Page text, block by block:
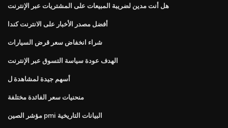
هل أنت مدين لضريبة المبيعات على المشتريات عبر الإنترنت
أفضل مصدر الأخبار على الانترنت كندا
شراء انخفاض سعر قرض السيارات
الهدف عودة سياسة التسوق عبر الإنترنت
أسهم جيدة لمشاهدة ل
منحنيات سعر الفائدة مختلفة
مؤشر الصين pmi البيانات التاريخية